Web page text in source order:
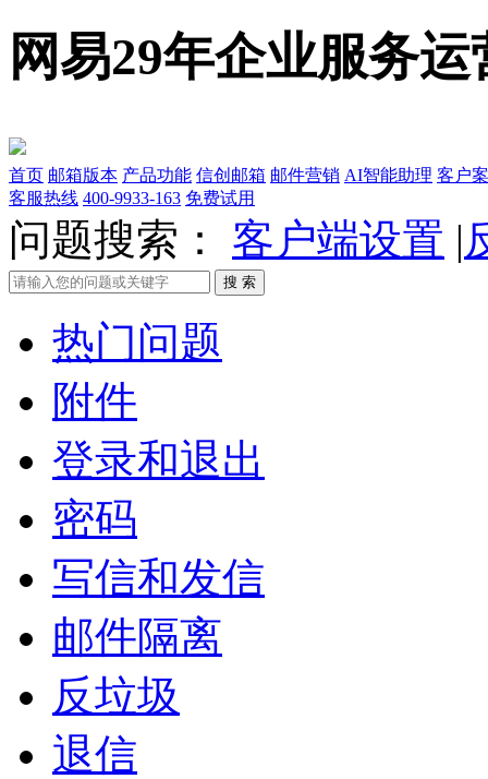
网易29年企业服务
首页 邮箱版本 产品功能 信创邮箱 邮件营销 AI智能助理 客户
客服热线 400-9933-163 免费试用
问题搜索： 客户端设置 |
热门问题
附件
登录和退出
密码
写信和发信
邮件隔离
反垃圾
退信